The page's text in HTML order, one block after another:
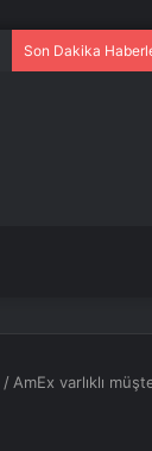
Son Dakika
/ AmEx varlıklı